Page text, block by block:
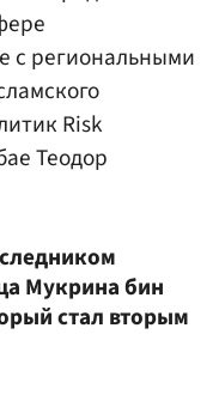
с региональными
Risk
Теодор
Мукрина бин
стал вторым